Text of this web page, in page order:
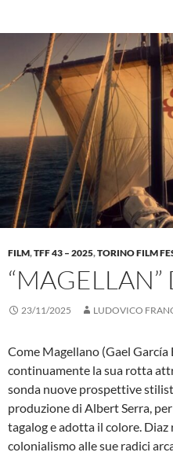
FILM,TFF 43 – 2025,TORINO FILM
23/11/2025 LUDOVICO
Come Magellano (Gael García
continuamente la sua rotta
sonda nuove prospettive
produzione di Albert Serra,
tagalog e adotta il colore.
colonialismo alle sue radici